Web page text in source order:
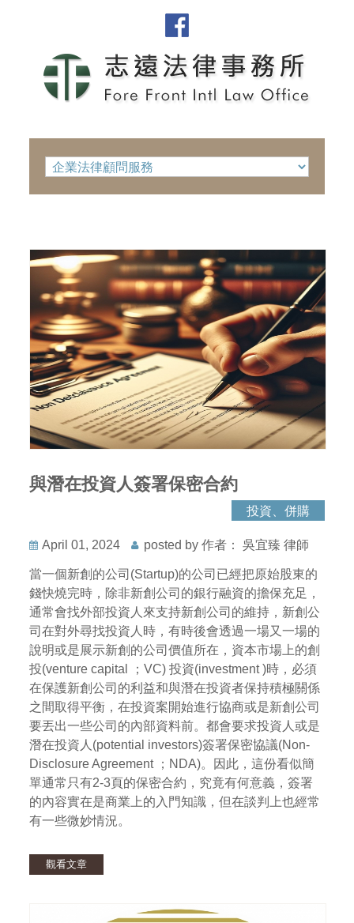
與潛在投資人簽署保密合約
投資、併購
April 01, 2024 posted by 作者： 吳宜臻 律師
當一個新創的公司(Startup)的公司已經把原始股東的
錢快燒完時，除非新創公司的銀行融資的擔保充足，
通常會找外部投資人來支持新創公司的維持，新創公
司在對外尋找投資人時，有時後會透過一場又一場的
說明或是展示新創的公司價值所在，資本市場上的創
投(venture capital ；VC) 投資(investment )時，必須
在保護新創公司的利益和與潛在投資者保持積極關係
之間取得平衡，在投資案開始進行協商或是新創公司
要丟出一些公司的內部資料前。都會要求投資人或是
潛在投資人(potential investors)簽署保密協議(Non-
Disclosure Agreement ；NDA)。因此，這份看似簡
單通常只有2-3頁的保密合約，究竟有何意義，簽署
的內容實在是商業上的入門知識，但在談判上也經常
有一些微妙情況。
觀看文章